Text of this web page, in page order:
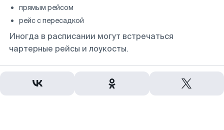
прямым рейсом
рейс с пересадкой
Иногда в расписании могут встречаться
чартерные рейсы и лоукосты.